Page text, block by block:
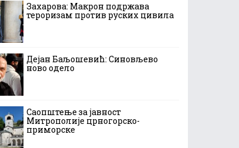
Захарова: Макрон подржава
тероризам против руских цивила
Дејан Баљошевић: Синовљево
ново одело
Саопштење за јавност
Митрополије црногорско-
приморске